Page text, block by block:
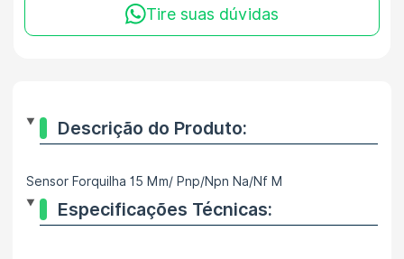
Tire suas dúvidas
Descrição do Produto:
Sensor Forquilha 15 Mm/ Pnp/Npn Na/Nf M
Especificações Técnicas: